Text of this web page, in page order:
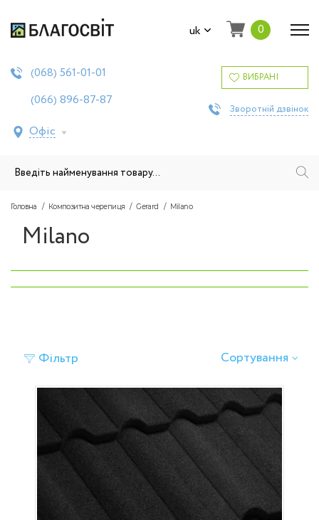
uk 0
(068) 561-01-01
(066) 896-87-87
Офіс
ВИБРАНІ
Зворотній дзвінок
Головна Композитна черепиця Gerard Milano
Milano
‹ ›
Фільтр Сортування